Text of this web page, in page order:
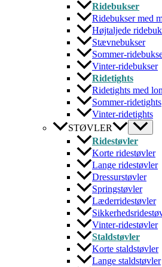
Ridebukser
Ridebukser med
Højtaljede
Stævnebukser
Sommer-
Vinter-ridebukser
Ridetights
Ridetights med
Sommer-ridetights
Vinter-ridetights
STØVLER
Ridestøvler
Korte ridestøvler
Lange ridestøvler
Dressurstøvler
Springstøvler
Læderridestøvler
Vinter-ridestøvler
Staldstøvler
Korte staldstøvler
Lange staldstøvler